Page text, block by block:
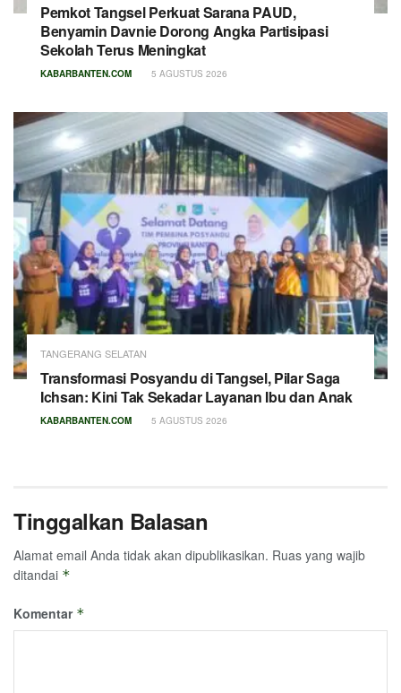
Pemkot Tangsel Perkuat Sarana PAUD,
Benyamin Davnie Dorong Angka Partisipasi
Sekolah Terus Meningkat
KABARBANTEN.COM 5 AGUSTUS 2026
TANGERANG SELATAN
Transformasi Posyandu di Tangsel, Pilar Saga
Ichsan: Kini Tak Sekadar Layanan Ibu dan Anak
KABARBANTEN.COM 5 AGUSTUS 2026
Tinggalkan Balasan
Alamat email Anda tidak akan dipublikasikan. Ruas yang wajib
ditandai *
Komentar *